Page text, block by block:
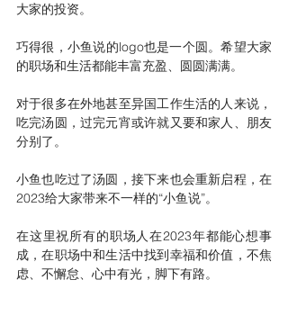
大家的投资。
巧得很，小鱼说的logo也是一个圆。希望大家
的职场和生活都能丰富充盈、圆圆满满。
对于很多在外地甚至异国工作生活的人来说，
吃完汤圆，过完元宵或许就又要和家人、朋友
分别了。
小鱼也吃过了汤圆，接下来也会重新启程，在
2023给大家带来不一样的“小鱼说”。
在这里祝所有的职场人在2023年都能心想事
成，在职场中和生活中找到幸福和价值，不焦
虑、不懈怠、心中有光，脚下有路。